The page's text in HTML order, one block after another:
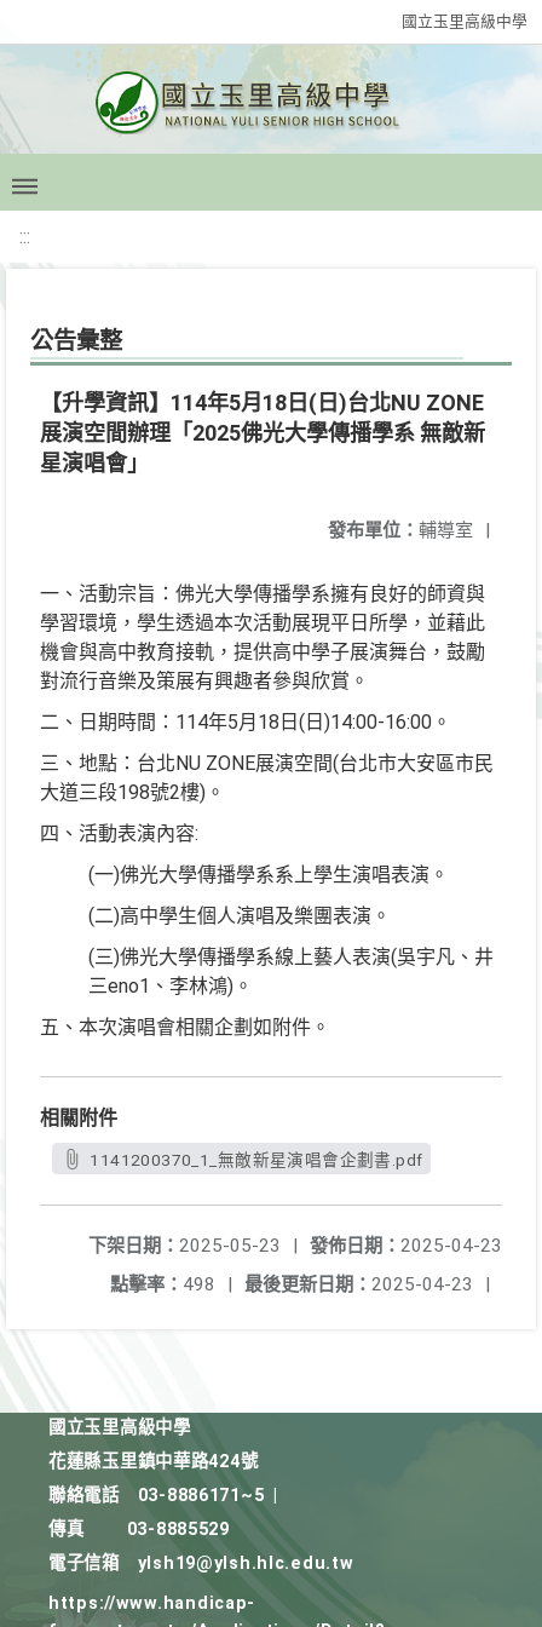
國立玉里高級中學
:::
公告彙整
【升學資訊】114年5月18日(日)台北NU ZONE
展演空間辦理「2025佛光大學傳播學系 無敵新
星演唱會」
發布單位： 輔導室 |
一、活動宗旨：佛光大學傳播學系擁有良好的師資與
學習環境，學生透過本次活動展現平日所學，並藉此
機會與高中教育接軌，提供高中學子展演舞台，鼓勵
對流行音樂及策展有興趣者參與欣賞。
二、日期時間：114年5月18日(日)14:00-16:00。
三、地點：台北NU ZONE展演空間(台北市大安區市民
大道三段198號2樓)。
四、活動表演內容:
(一)佛光大學傳播學系系上學生演唱表演。
(二)高中學生個人演唱及樂團表演。
(三)佛光大學傳播學系線上藝人表演(吳宇凡、井
三eno1、李林鴻)。
五、本次演唱會相關企劃如附件。
相關附件
1141200370_1_無敵新星演唱會企劃書.pdf
發佈日期： 2025-04-23
下架日期： 2025-05-23
|
最後更新日期： 2025-04-23 |
點擊率： 498 |
國立玉里高級中學
花蓮縣玉里鎮中華路424號
聯絡電話
03-8886171~5
傳真
03-8885529
電子信箱
ylsh19@ylsh.hlc.edu.tw
https://www.handicap-